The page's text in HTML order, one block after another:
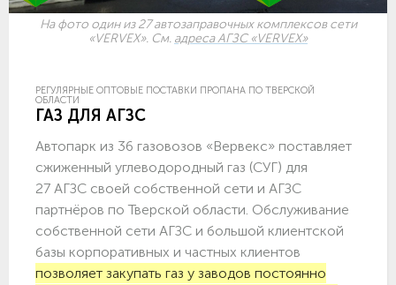
На фото один из 27 автозаправочных комплексов сети
«VERVEX». См. адреса АГЗС «VERVEX»
РЕГУЛЯРНЫЕ ОПТОВЫЕ ПОСТАВКИ ПРОПАНА ПО ТВЕРСКОЙ
ОБЛАСТИ
ГАЗ ДЛЯ АГЗС
Автопарк из 36 газовозов «Вервекс» поставляет
сжиженный углеводородный газ (СУГ) для
27 АГЗС своей собственной сети и АГЗС
партнёров по Тверской области. Обслуживание
собственной сети АГЗС и большой клиентской
базы корпоративных и частных клиентов
позволяет закупать газ у заводов постоянно